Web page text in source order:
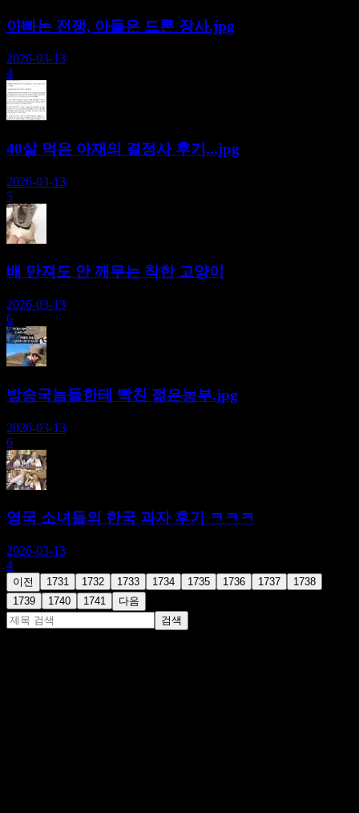
아빠는 전쟁, 아들은 드론 장사.jpg
2026-03-13
4
40살 먹은 아재의 결정사 후기...jpg
2026-03-13
5
배 만져도 안 깨무는 착한 고양이
2026-03-13
6
방송국놈들한테 빡친 젊은농부.jpg
2026-03-13
6
영국 소녀들의 한국 과자 후기 ㅋㅋㅋ
2026-03-13
4
이전 1731 1732 1733 1734 1735 1736 1737
1738
1739
1740 1741
다음
검색